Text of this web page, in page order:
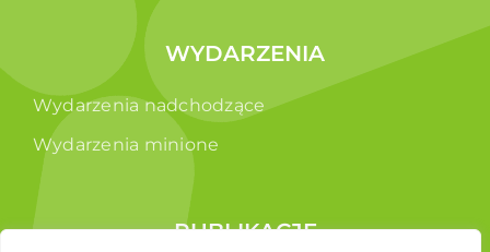
WYDARZENIA
Wydarzenia nadchodzące
Wydarzenia minione
PUBLIKACJE